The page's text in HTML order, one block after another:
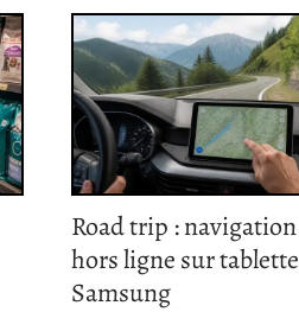
Road trip : navigation
hors ligne sur tablette
Samsung